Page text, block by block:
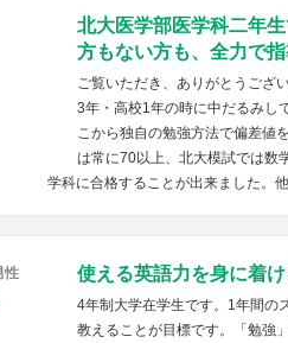
北大医学部医学科二年
方もない方も、全力で
ご覧いただき、ありがとうござ
3年・高校1年の時に中だるみし
こから独自の勉強方法で偏差値
は常に70以上、北大模試では数
学科に合格することが出来ました。
性 使える英語力を身に着け
4年制大学在学生です。1年間の
教えることが目標です。「勉強